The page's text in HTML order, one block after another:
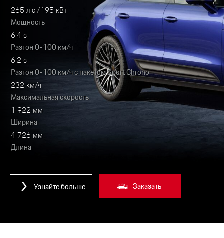
265 л.с./195 кВт
Мощность
6.4 с
Разгон 0-100 км/ч
6.2 с
Разгон 0-100 км/ч с пакетом Sport Chrono
232 км/ч
Максимальная скорость
1 922 мм
Ширина
4 726 мм
Длина
Узнайте больше Заказать